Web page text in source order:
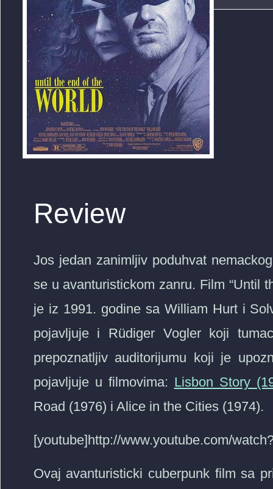
Review
Jos jedan zanimljiv poduhvat
se u avanturistickom zanru. Film “Until
je iz 1991. godine sa William Hurt i
pojavljuje i Rüdiger Vogler koji
prepoznatljiv auditorijumu koji je
pojavljuje u filmovima: Lisbon Story
Road (1976) i Alice in the Cities (1974).
[youtube]http://www.youtube.com/
Ovaj avanturisticki cuberpunk film sa